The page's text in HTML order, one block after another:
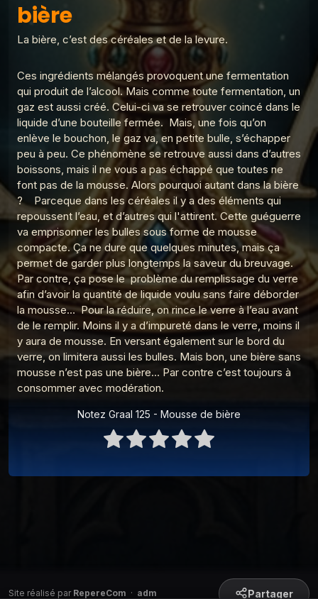
Les réponses du
Graal
Les réponses du Graal
Graal 136 - Je suis
fatigué
2
Les réponses du Graal
Graal 98 - Adèle H ?
4
Graal 97 - La croix de prunier ?
Les réponses du Graal
5
Graal 96 - Verlaine a-t-il tué Rimbaud ?
Les réponses du Graal
6
Graal 94 - Amour sans sexe ?
Les réponses du Graal
7
Graal 93 - Sodome et Gomorrhe ?
Les réponses du Graal
Graal 92 - Noé a-t-il existé ?
Les réponses du Graal
9
Graal 91 - Adam, Eve et le sexe
Les réponses du Graal
10
Graal 163 - La peur de l'avion
Les réponses du Graal
11
Graal 162 - Pleurer de joie
Les réponses du Graal
Graal 161 - Le monkey-barring
bière
La bière, c’est des céréales et de la levure.
Ces ingrédients mélangés provoquent une fermentation
qui produit de l’alcool. Mais comme toute fermentation, un
gaz est aussi créé. Celui-ci va se retrouver coincé dans le
liquide d’une bouteille fermée. Mais, une fois qu’on
enlève le bouchon, le gaz va, en petite bulle, s’échapper
peu à peu. Ce phénomène se retrouve aussi dans d’autres
boissons, mais il ne vous a pas échappé que toutes ne
font pas de la mousse. Alors pourquoi autant dans la bière
? Parceque dans les céréales il y a des éléments qui
repoussent l’eau, et d’autres qui l'attirent. Cette guéguerre
va emprisonner les bulles sous forme de mousse
compacte. Ça ne dure que quelques minutes, mais ça
permet de garder plus longtemps la saveur du breuvage.
Par contre, ça pose le problème du remplissage du verre
afin d’avoir la quantité de liquide voulu sans faire déborder
la mousse… Pour la réduire, on rince le verre à l’eau avant
de le remplir. Moins il y a d’impureté dans le verre, moins il
y aura de mousse. En versant également sur le bord du
verre, on limitera aussi les bulles. Mais bon, une bière sans
mousse n’est pas une bière… Par contre c’est toujours à
consommer avec modération.
Notez Graal 125 - Mousse de bière
Site réalisé par RepereCom · adm Partager